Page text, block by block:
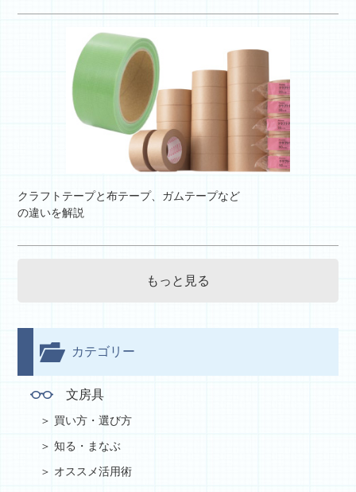
クラフトテープと布テープ、ガムテープなど
の違いを解説
もっと見る
カテゴリー
文房具
買い方・選び方
知る・まなぶ
オススメ活用術